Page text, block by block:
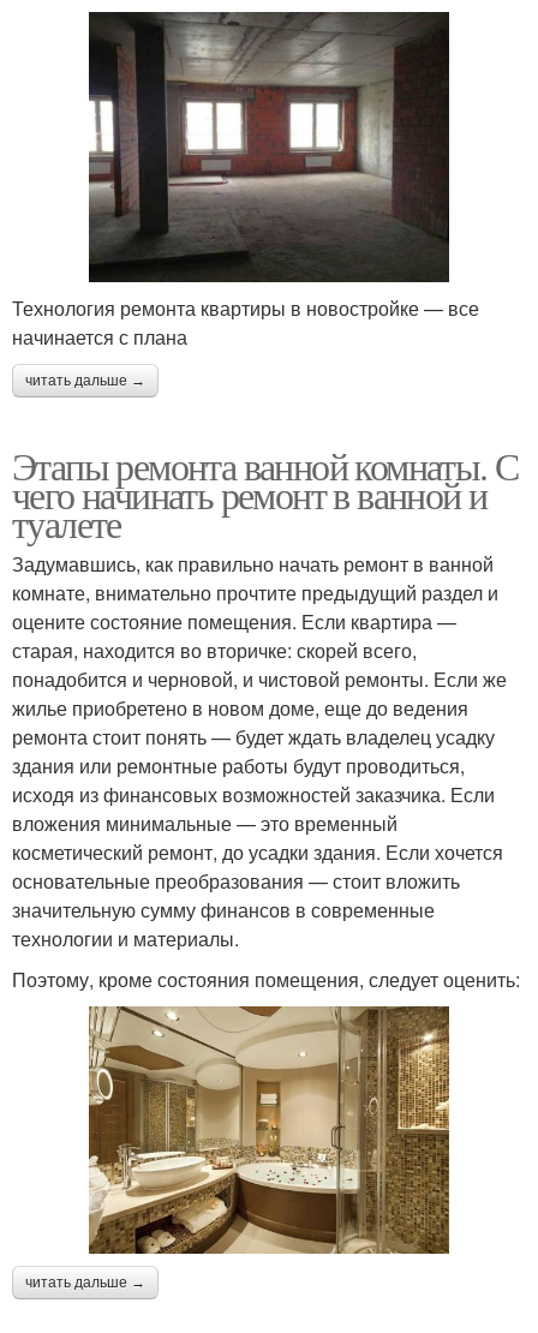
Технология ремонта квартиры в новостройке — все
начинается с плана
читать дальше →
Этапы ремонта ванной комнаты. С
чего начинать ремонт в ванной и
туалете
Задумавшись, как правильно начать ремонт в ванной
комнате, внимательно прочтите предыдущий раздел и
оцените состояние помещения. Если квартира —
старая, находится во вторичке: скорей всего,
понадобится и черновой, и чистовой ремонты. Если же
жилье приобретено в новом доме, еще до ведения
ремонта стоит понять — будет ждать владелец усадку
здания или ремонтные работы будут проводиться,
исходя из финансовых возможностей заказчика. Если
вложения минимальные — это временный
косметический ремонт, до усадки здания. Если хочется
основательные преобразования — стоит вложить
значительную сумму финансов в современные
технологии и материалы.
Поэтому, кроме состояния помещения, следует оценить:
читать дальше →